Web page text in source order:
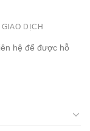
DỊCH
hệ để được hỗ